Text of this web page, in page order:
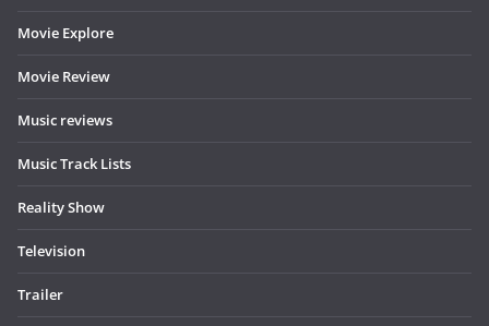
Movie Explore
Movie Review
Music reviews
Music Track Lists
Reality Show
Television
Trailer